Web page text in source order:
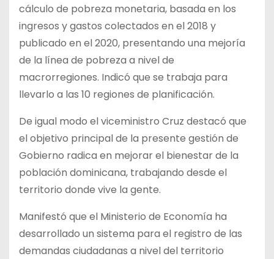
cálculo de pobreza monetaria, basada en los
ingresos y gastos colectados en el 2018 y
publicado en el 2020, presentando una mejoría
de la línea de pobreza a nivel de
macrorregiones. Indicó que se trabaja para
llevarlo a las 10 regiones de planificación.
De igual modo el viceministro Cruz destacó que
el objetivo principal de la presente gestión de
Gobierno radica en mejorar el bienestar de la
población dominicana, trabajando desde el
territorio donde vive la gente.
Manifestó que el Ministerio de Economía ha
desarrollado un sistema para el registro de las
demandas ciudadanas a nivel del territorio